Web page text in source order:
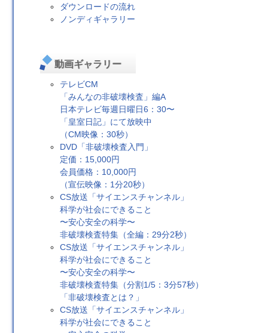
ダウンロードの流れ
ノンディギャラリー
動画ギャラリー
テレビCM
「みんなの非破壊検査」編A
日本テレビ毎週日曜日6：30〜
「皇室日記」にて放映中
（CM映像：30秒）
DVD「非破壊検査入門」
定価：15,000円
会員価格：10,000円
（宣伝映像：1分20秒）
CS放送「サイエンスチャンネル」
科学が社会にできること
〜安心安全の科学〜
非破壊検査特集（全編：29分2秒）
CS放送「サイエンスチャンネル」
科学が社会にできること
〜安心安全の科学〜
非破壊検査特集（分割1/5：3分57秒）
「非破壊検査とは？」
CS放送「サイエンスチャンネル」
科学が社会にできること